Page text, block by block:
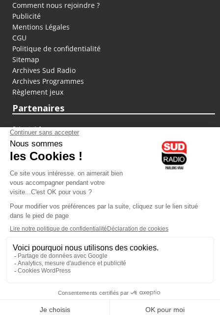
Comment nous rejoindre ?
Publicité
Mentions Légales
CGU
Politique de confidentialité
Sitemap
Archives Sud Radio
Archives Programmes
Règlement jeux
Partenaires
fiducial.fr
lyoncapitale.fr
olympique-et-lyonnais.com
L'application Iphone / Android
Téléchargez l'application
Les cookies
Gestion des cookies
Crédit photos : ©Sud Radio / Pierre Olivier
Jean-Marie Bordry
Laurent Permasse
La vie devant nous